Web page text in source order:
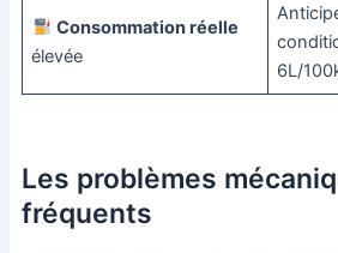
Consommation réelle
élevée
6L/
Les problèmes
fréquents